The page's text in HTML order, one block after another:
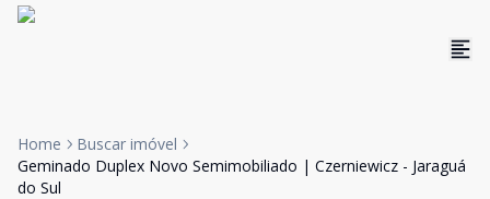
Home
Buscar imóvel
Geminado Duplex Novo Semimobiliado | Czerniewicz - Jaraguá
do Sul